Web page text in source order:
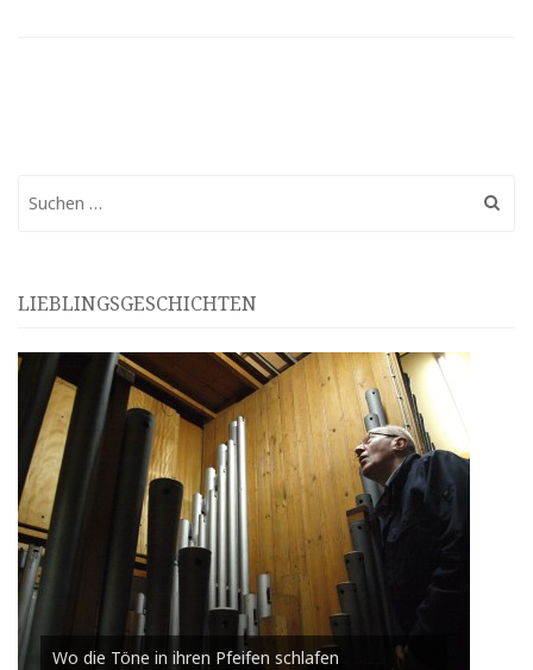
nach:
LIEBLINGSGESCHICHTEN
Wo die Töne in ihren Pfeifen schlafen